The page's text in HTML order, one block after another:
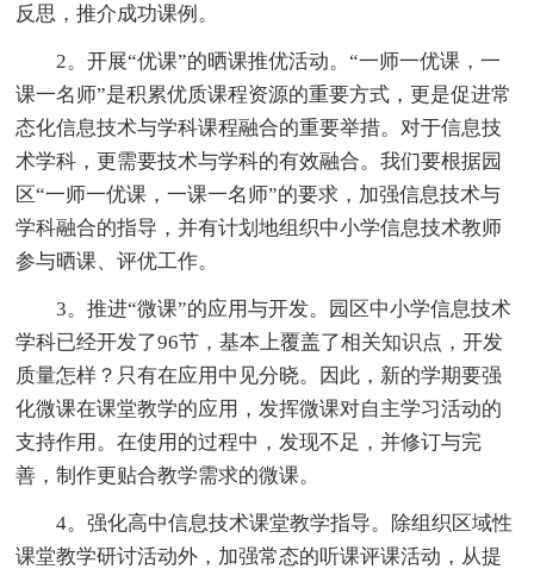
反思，推介成功课例。
2。开展“优课”的晒课推优活动。“一师一优课，一
课一名师”是积累优质课程资源的重要方式，更是促进常
态化信息技术与学科课程融合的重要举措。对于信息技
术学科，更需要技术与学科的有效融合。我们要根据园
区“一师一优课，一课一名师”的要求，加强信息技术与
学科融合的指导，并有计划地组织中小学信息技术教师
参与晒课、评优工作。
3。推进“微课”的应用与开发。园区中小学信息技术
学科已经开发了96节，基本上覆盖了相关知识点，开发
质量怎样？只有在应用中见分晓。因此，新的学期要强
化微课在课堂教学的应用，发挥微课对自主学习活动的
支持作用。在使用的过程中，发现不足，并修订与完
善，制作更贴合教学需求的微课。
4。强化高中信息技术课堂教学指导。除组织区域性
课堂教学研讨活动外，加强常态的听课评课活动，从提